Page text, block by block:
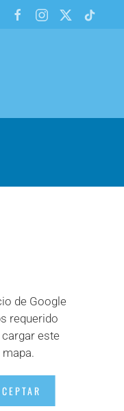
de Google
requerido
cargar este
mapa.